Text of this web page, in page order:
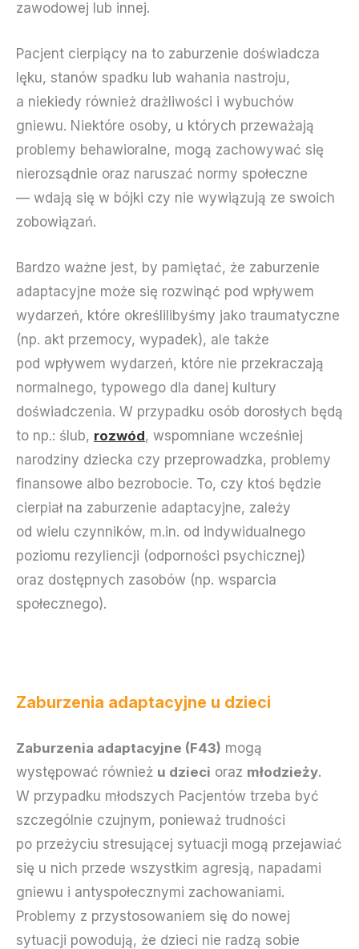
zawodowej lub innej.
Pacjent cierpiący na to zaburzenie doświadcza
lęku, stanów spadku lub wahania nastroju,
a niekiedy również drażliwości i wybuchów
gniewu. Niektóre osoby, u których przeważają
problemy behawioralne, mogą zachowywać się
nierozsądnie oraz naruszać normy społeczne
— wdają się w bójki czy nie wywiązują ze swoich
zobowiązań.
Bardzo ważne jest, by pamiętać, że zaburzenie
adaptacyjne może się rozwinąć pod wpływem
wydarzeń, które określilibyśmy jako traumatyczne
(np. akt przemocy, wypadek), ale także
pod wpływem wydarzeń, które nie przekraczają
normalnego, typowego dla danej kultury
doświadczenia. W przypadku osób dorosłych będą
to np.: ślub, rozwód, wspomniane wcześniej
narodziny dziecka czy przeprowadzka, problemy
finansowe albo bezrobocie. To, czy ktoś będzie
cierpiał na zaburzenie adaptacyjne, zależy
od wielu czynników, m.in. od indywidualnego
poziomu rezyliencji (odporności psychicznej)
oraz dostępnych zasobów (np. wsparcia
społecznego).
Zaburzenia adaptacyjne u dzieci
Zaburzenia adaptacyjne (F43) mogą
występować również u dzieci oraz młodzieży.
W przypadku młodszych Pacjentów trzeba być
szczególnie czujnym, ponieważ trudności
po przeżyciu stresującej sytuacji mogą przejawiać
się u nich przede wszystkim agresją, napadami
gniewu i antyspołecznymi zachowaniami.
Problemy z przystosowaniem się do nowej
sytuacji powodują, że dzieci nie radzą sobie